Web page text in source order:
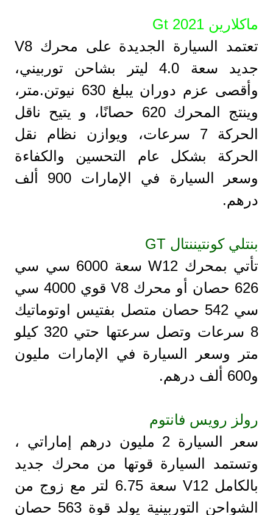
ماكلارين Gt 2021
تعتمد السيارة الجديدة على محرك V8
جديد سعة 4.0 ليتر بشاحن توربيني،
وأقصى عزم دوران يبلغ 630 نيوتن.متر،
وينتج المحرك 620 حصانًا، و يتيح ناقل
الحركة 7 سرعات، ويوازن نظام نقل
الحركة بشكل عام التحسين والكفاءة
وسعر السيارة في الإمارات 900 ألف
درهم.
بنتلي كونتيننتال GT
تأتي بمحرك W12 سعة 6000 سي سي
626 حصان أو محرك V8 قوي 4000 سي
سي 542 حصان متصل بفتيس اوتوماتيك
8 سرعات وتصل سرعتها حتي 320 كيلو
متر وسعر السيارة في الإمارات مليون
و600 ألف درهم.
رولز رويس فانتوم
سعر السيارة 2 مليون درهم إماراتي ،
وتستمد السيارة قوتها من محرك جديد
بالكامل V12 سعة 6.75 لتر مع زوج من
الشواحن التوربينية يولد قوة 563 حصان